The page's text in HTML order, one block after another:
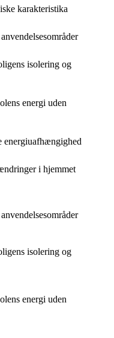
karakteristika
isolering og
energi uden
energiuafhængighed
i hjemmet
isolering og
energi uden